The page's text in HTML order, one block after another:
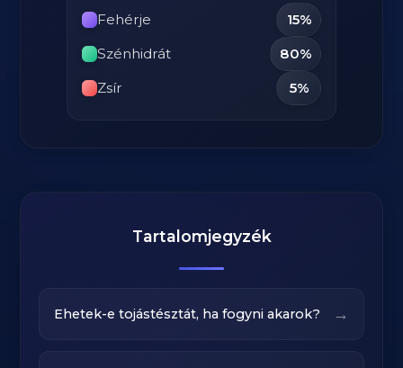
Fehérje
15%
Szénhidrát
80%
Zsír
5%
Tartalomjegyzék
Ehetek-e tojástésztát, ha fogyni akarok? →